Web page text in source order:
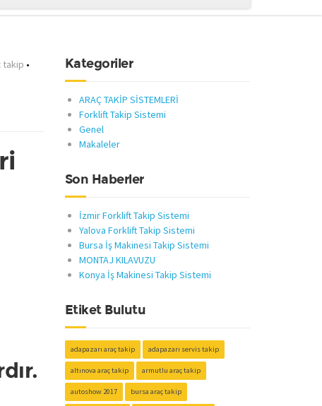
takip •
Kategoriler
ARAÇ TAKİP SİSTEMLERİ
Forklift Takip Sistemi
Genel
Makaleler
Son Haberler
İzmir Forklift Takip Sistemi
Yalova Forklift Takip Sistemi
Bursa İş Makinesi Takip Sistemi
MONTAJ KILAVUZU
Konya İş Makinesi Takip Sistemi
Etiket Bulutu
adapazarı araç takip adapazarı servis takip
altınova araç takip armutlu araç takip
autoshow 2017 bursa araç takip